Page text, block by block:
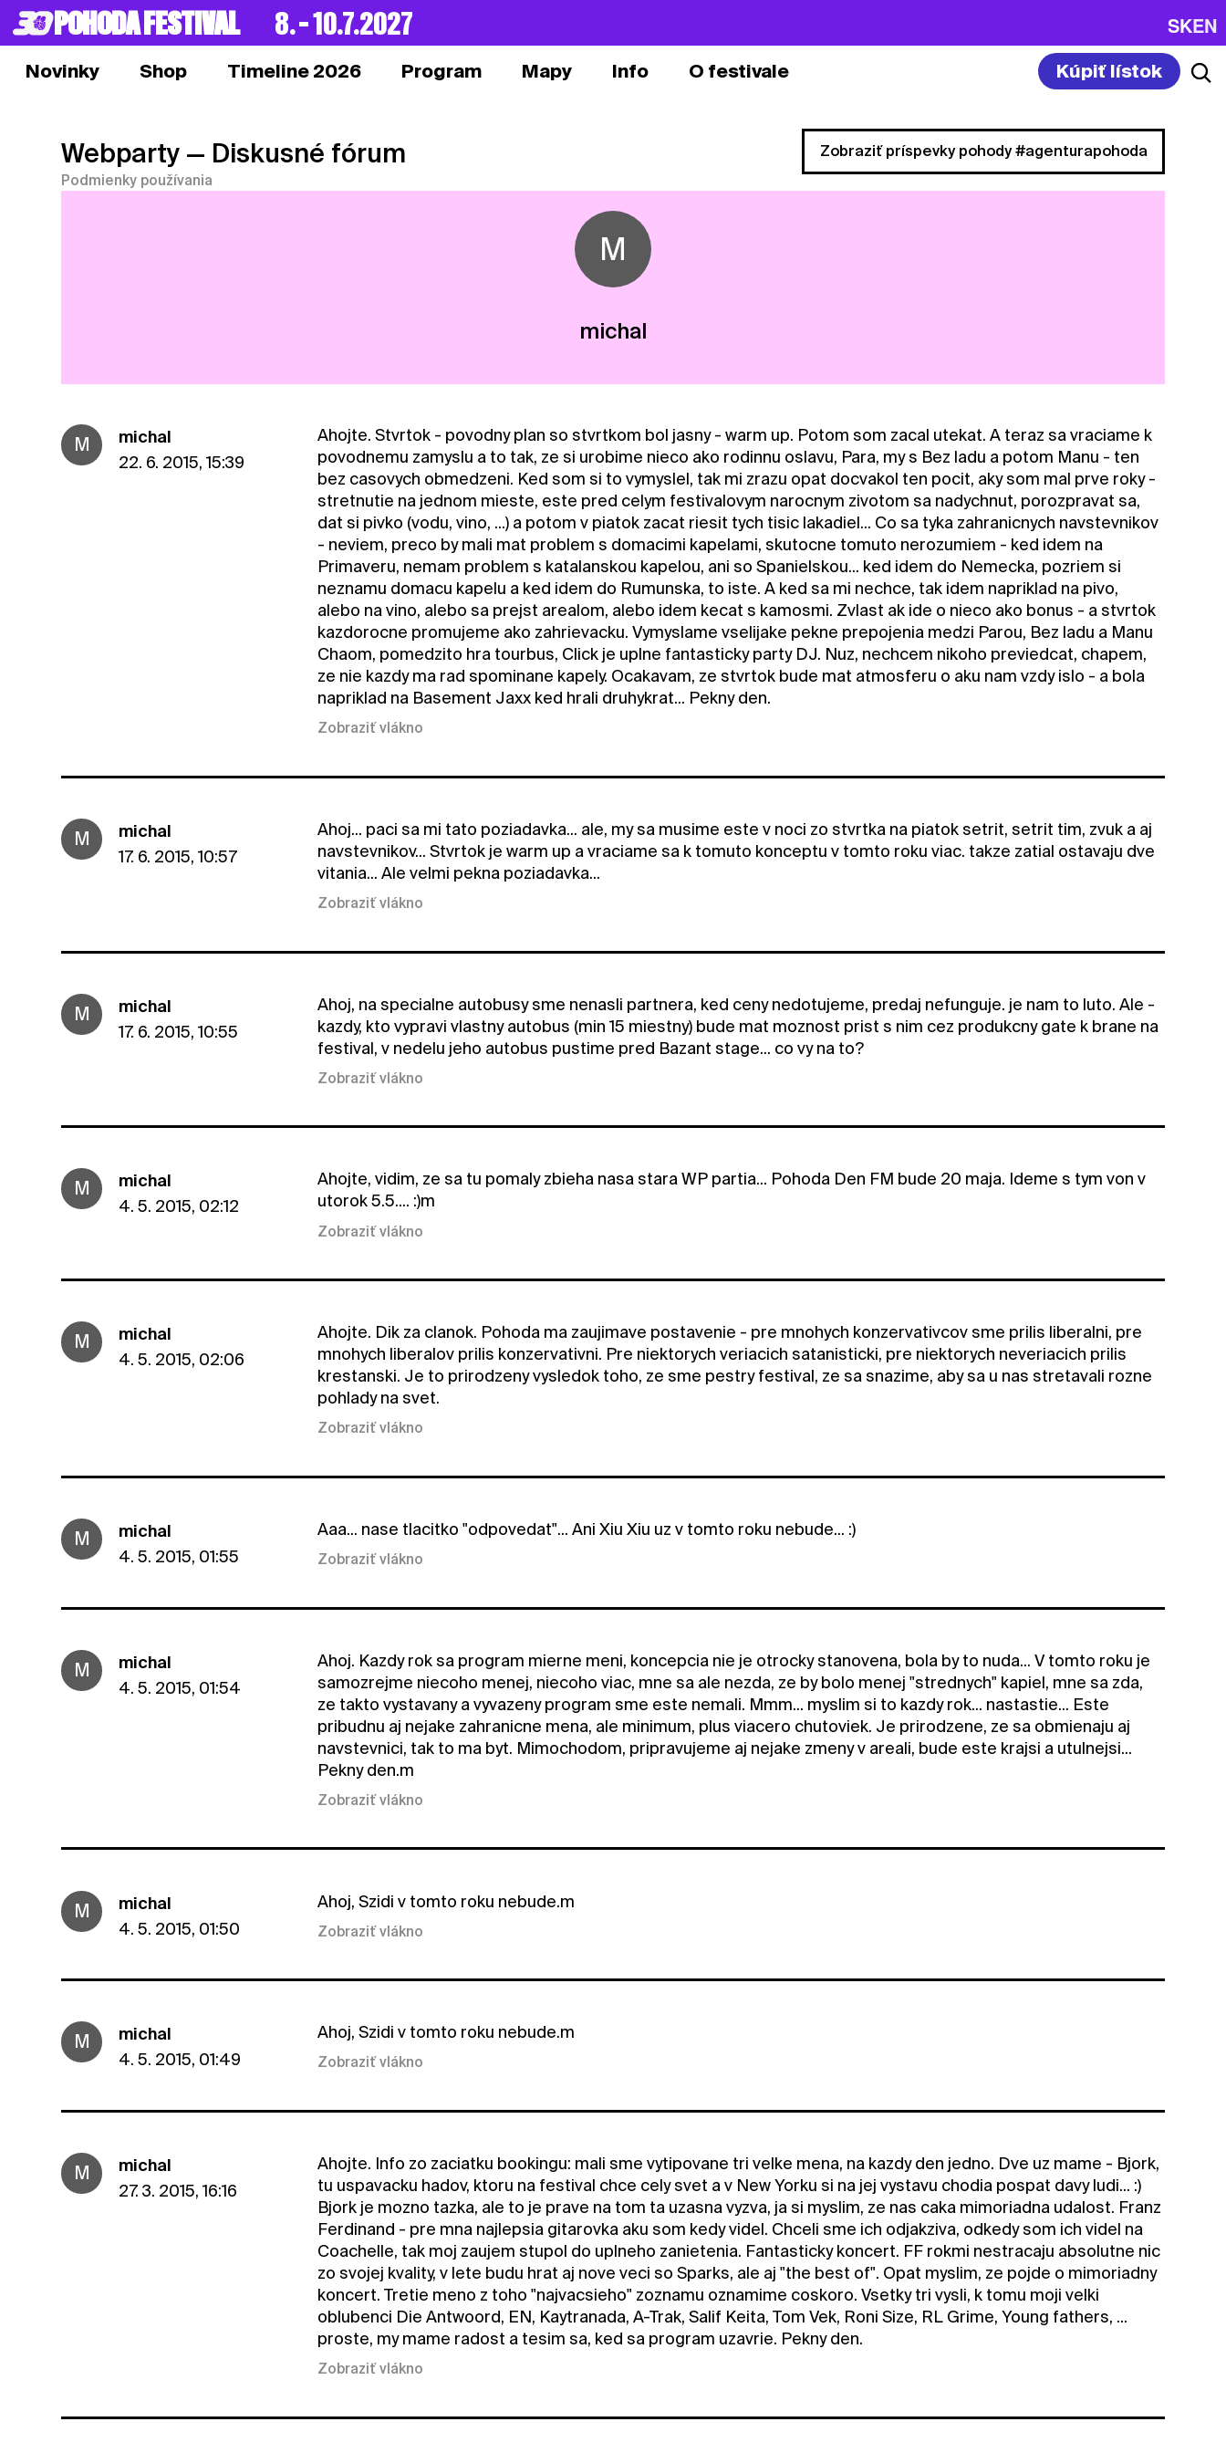
POHODA FESTIVAL 8. – 10.7.2027 SKEN
Novinky Shop Timeline 2026 Program Mapy Info O festivale Kúpiť lístok
Webparty — Diskusné fórum
Podmienky používania
Zobraziť príspevky pohody #agenturapohoda
M
michal
M
michal
22. 6. 2015, 15:39
Ahojte. Stvrtok - povodny plan so stvrtkom bol jasny - warm up. Potom som zacal utekat. A teraz sa vraciame k
povodnemu zamyslu a to tak, ze si urobime nieco ako rodinnu oslavu, Para, my s Bez ladu a potom Manu - ten
bez casovych obmedzeni. Ked som si to vymyslel, tak mi zrazu opat docvakol ten pocit, aky som mal prve roky -
stretnutie na jednom mieste, este pred celym festivalovym narocnym zivotom sa nadychnut, porozpravat sa,
dat si pivko (vodu, vino, ...) a potom v piatok zacat riesit tych tisic lakadiel... Co sa tyka zahranicnych navstevnikov
- neviem, preco by mali mat problem s domacimi kapelami, skutocne tomuto nerozumiem - ked idem na
Primaveru, nemam problem s katalanskou kapelou, ani so Spanielskou... ked idem do Nemecka, pozriem si
neznamu domacu kapelu a ked idem do Rumunska, to iste. A ked sa mi nechce, tak idem napriklad na pivo,
alebo na vino, alebo sa prejst arealom, alebo idem kecat s kamosmi. Zvlast ak ide o nieco ako bonus - a stvrtok
kazdorocne promujeme ako zahrievacku. Vymyslame vselijake pekne prepojenia medzi Parou, Bez ladu a Manu
Chaom, pomedzito hra tourbus, Click je uplne fantasticky party DJ. Nuz, nechcem nikoho previedcat, chapem,
ze nie kazdy ma rad spominane kapely. Ocakavam, ze stvrtok bude mat atmosferu o aku nam vzdy islo - a bola
napriklad na Basement Jaxx ked hrali druhykrat... Pekny den.
Zobraziť vlákno
M
michal
17. 6. 2015, 10:57
Ahoj... paci sa mi tato poziadavka... ale, my sa musime este v noci zo stvrtka na piatok setrit, setrit tim, zvuk a aj
navstevnikov... Stvrtok je warm up a vraciame sa k tomuto konceptu v tomto roku viac. takze zatial ostavaju dve
vitania... Ale velmi pekna poziadavka...
Zobraziť vlákno
M
michal
17. 6. 2015, 10:55
Ahoj, na specialne autobusy sme nenasli partnera, ked ceny nedotujeme, predaj nefunguje. je nam to luto. Ale -
kazdy, kto vypravi vlastny autobus (min 15 miestny) bude mat moznost prist s nim cez produkcny gate k brane na
festival, v nedelu jeho autobus pustime pred Bazant stage... co vy na to?
Zobraziť vlákno
M
michal
4. 5. 2015, 02:12
Ahojte, vidim, ze sa tu pomaly zbieha nasa stara WP partia... Pohoda Den FM bude 20 maja. Ideme s tym von v
utorok 5.5.... :)m
Zobraziť vlákno
M
michal
4. 5. 2015, 02:06
Ahojte. Dik za clanok. Pohoda ma zaujimave postavenie - pre mnohych konzervativcov sme prilis liberalni, pre
mnohych liberalov prilis konzervativni. Pre niektorych veriacich satanisticki, pre niektorych neveriacich prilis
krestanski. Je to prirodzeny vysledok toho, ze sme pestry festival, ze sa snazime, aby sa u nas stretavali rozne
pohlady na svet.
Zobraziť vlákno
M
michal
4. 5. 2015, 01:55
Aaa... nase tlacitko "odpovedat"... Ani Xiu Xiu uz v tomto roku nebude... :)
Zobraziť vlákno
M
michal
4. 5. 2015, 01:54
Ahoj. Kazdy rok sa program mierne meni, koncepcia nie je otrocky stanovena, bola by to nuda... V tomto roku je
samozrejme niecoho menej, niecoho viac, mne sa ale nezda, ze by bolo menej "strednych" kapiel, mne sa zda,
ze takto vystavany a vyvazeny program sme este nemali. Mmm... myslim si to kazdy rok... nastastie... Este
pribudnu aj nejake zahranicne mena, ale minimum, plus viacero chutoviek. Je prirodzene, ze sa obmienaju aj
navstevnici, tak to ma byt. Mimochodom, pripravujeme aj nejake zmeny v areali, bude este krajsi a utulnejsi...
Pekny den.m
Zobraziť vlákno
M
michal
4. 5. 2015, 01:50
Ahoj, Szidi v tomto roku nebude.m
Zobraziť vlákno
M
michal
4. 5. 2015, 01:49
Ahoj, Szidi v tomto roku nebude.m
Zobraziť vlákno
M
michal
27. 3. 2015, 16:16
Ahojte. Info zo zaciatku bookingu: mali sme vytipovane tri velke mena, na kazdy den jedno. Dve uz mame - Bjork,
tu uspavacku hadov, ktoru na festival chce cely svet a v New Yorku si na jej vystavu chodia pospat davy ludi... :)
Bjork je mozno tazka, ale to je prave na tom ta uzasna vyzva, ja si myslim, ze nas caka mimoriadna udalost. Franz
Ferdinand - pre mna najlepsia gitarovka aku som kedy videl. Chceli sme ich odjakziva, odkedy som ich videl na
Coachelle, tak moj zaujem stupol do uplneho zanietenia. Fantasticky koncert. FF rokmi nestracaju absolutne nic
zo svojej kvality, v lete budu hrat aj nove veci so Sparks, ale aj "the best of". Opat myslim, ze pojde o mimoriadny
koncert. Tretie meno z toho "najvacsieho" zoznamu oznamime coskoro. Vsetky tri vysli, k tomu moji velki
oblubenci Die Antwoord, EN, Kaytranada, A-Trak, Salif Keita, Tom Vek, Roni Size, RL Grime, Young fathers, ...
proste, my mame radost a tesim sa, ked sa program uzavrie. Pekny den.
Zobraziť vlákno